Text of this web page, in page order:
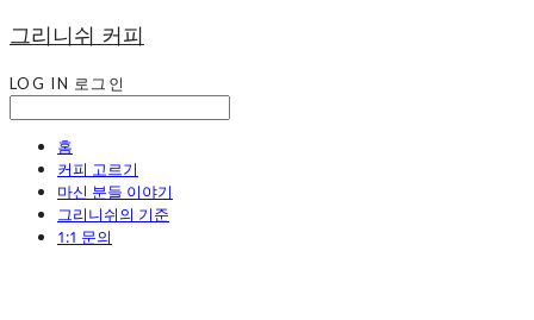
그리니쉬 커피
LOG IN 로그인
홈
커피 고르기
마신 분들 이야기
그리니쉬의 기준
1:1 문의